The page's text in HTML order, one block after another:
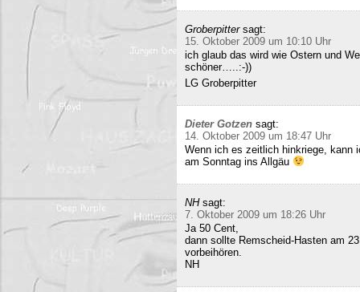
Groberpitter sagt:
15. Oktober 2009 um 10:10 Uhr
ich glaub das wird wie Ostern und
schöner…..:-))
LG Groberpitter
Dieter Gotzen sagt:
14. Oktober 2009 um 18:47 Uhr
Wenn ich es zeitlich hinkriege, kann
am Sonntag ins Allgäu
NH sagt:
7. Oktober 2009 um 18:26 Uhr
Ja 50 Cent,
dann sollte Remscheid-Hasten am
vorbeihören.
NH